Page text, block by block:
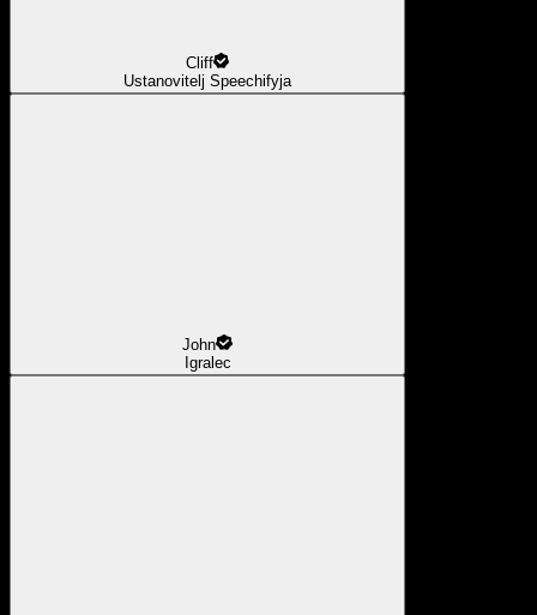
Cliff
Ustanovitelj Speechifyja
John
Igralec